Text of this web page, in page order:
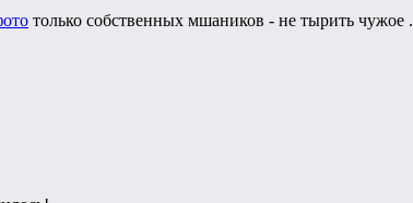
только собственных мшаников - не тырить чужое .